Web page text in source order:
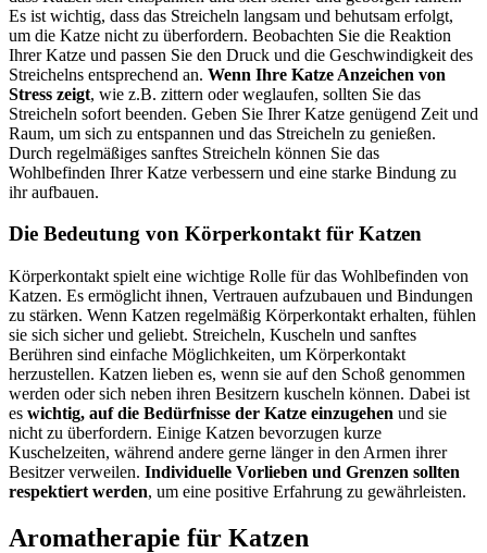
Es ist wichtig, dass das Streicheln langsam und behutsam erfolgt,
um die Katze nicht zu überfordern. Beobachten Sie die Reaktion
Ihrer Katze und passen Sie den Druck und die Geschwindigkeit des
Streichelns entsprechend an. Wenn Ihre Katze Anzeichen von
Stress zeigt, wie z.B. zittern oder weglaufen, sollten Sie das
Streicheln sofort beenden. Geben Sie Ihrer Katze genügend Zeit und
Raum, um sich zu entspannen und das Streicheln zu genießen.
Durch regelmäßiges sanftes Streicheln können Sie das
Wohlbefinden Ihrer Katze verbessern und eine starke Bindung zu
ihr aufbauen.
Die Bedeutung von Körperkontakt für Katzen
Körperkontakt spielt eine wichtige Rolle für das Wohlbefinden von
Katzen. Es ermöglicht ihnen, Vertrauen aufzubauen und Bindungen
zu stärken. Wenn Katzen regelmäßig Körperkontakt erhalten, fühlen
sie sich sicher und geliebt. Streicheln, Kuscheln und sanftes
Berühren sind einfache Möglichkeiten, um Körperkontakt
herzustellen. Katzen lieben es, wenn sie auf den Schoß genommen
werden oder sich neben ihren Besitzern kuscheln können. Dabei ist
es wichtig, auf die Bedürfnisse der Katze einzugehen und sie
nicht zu überfordern. Einige Katzen bevorzugen kurze
Kuschelzeiten, während andere gerne länger in den Armen ihrer
Besitzer verweilen. Individuelle Vorlieben und Grenzen sollten
respektiert werden, um eine positive Erfahrung zu gewährleisten.
Aromatherapie für Katzen